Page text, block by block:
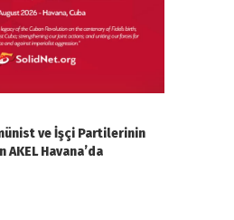
ve İşçi Partilerinin
AKEL Havana’da